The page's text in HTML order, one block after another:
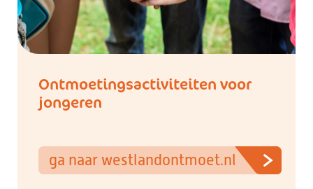
Ontmoetingsactiviteiten voor
jongeren
ga naar westlandontmoet.nl